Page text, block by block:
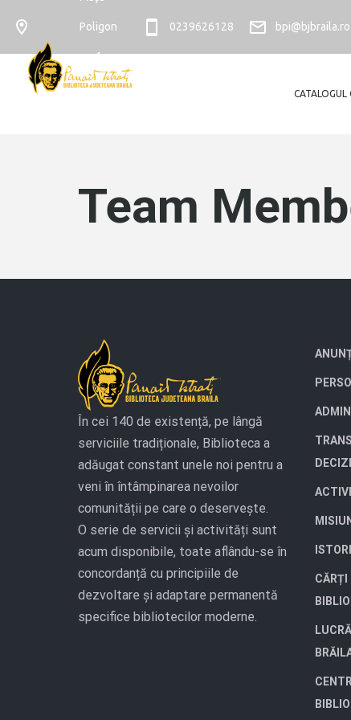
Poligon
nr. 4
0239626128 bpi@bjbraila.ro
CATALOGUL
Team
În cei 140 de existență, pe lângă
serviciile tradiționale, Biblioteca a
adăugat constant unele noi pentru a
veni în întâmpinarea nevoilor
comunității pe care o deservește.
O serie de servicii și activități sunt
acum disponibile, toate aflându-se în
concordanță cu principiile de
dezvoltare și adaptare permanentă
specifice bibliotecilor moderne.
CĂRȚI